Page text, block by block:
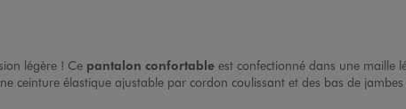
légère ! Ce pantalon confortable est confectionné dans une maille
ceinture élastique ajustable par cordon coulissant et des bas de